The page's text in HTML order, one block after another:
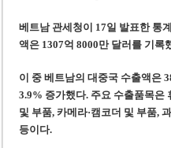
베트남, 8월부터 토지·측량 처벌
베트남 관세청이 17일 발표한 통
액은 1307억 8000만 달러를 기록
이 중 베트남의 대중국 수출액은
3.9% 증가했다. 주요 수출품목은
및 부품, 카메라·캠코더 및 부품,
등이다.